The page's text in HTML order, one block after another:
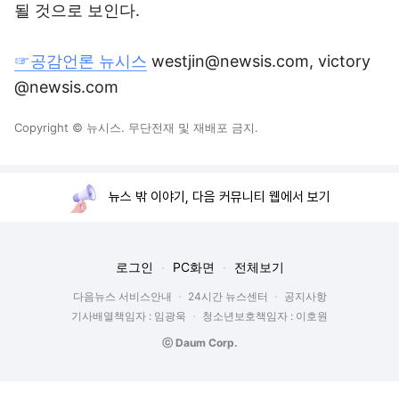
될 것으로 보인다.
☞공감언론 뉴시스 westjin@newsis.com, victory
@newsis.com
Copyright © 뉴시스. 무단전재 및 재배포 금지.
뉴스 밖 이야기, 다음 커뮤니티 웹에서 보기
로그인 PC화면 전체보기
다음뉴스 서비스안내 24시간 뉴스센터
공지사항
기사배열책임자 : 임광욱
청소년보호책임자 : 이호원
ⓒ Daum Corp.